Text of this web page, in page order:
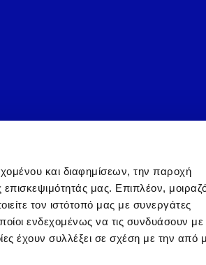
και διαφημίσεων, την παροχή
μας. Επιπλέον,
τον ιστότοπό μας με συνεργάτες
ενδεχομένως να τις συνδυάσουν με
έχουν συλλέξει σε σχέση με την από
Πολιτική Απορρήτου
να διανέμει προϊόντα